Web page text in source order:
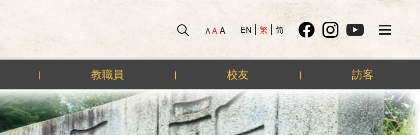
A AA EN 繁 简
| 教職員 | 校友 | 訪客